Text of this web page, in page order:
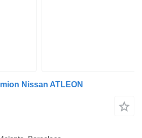
Nissan ATLEON